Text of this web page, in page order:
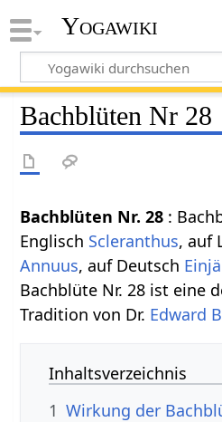
Yogawiki
Bachblüten Nr 28
Bachblüten Nr. 28 :
Englisch Scleranthus, auf
Annuus, auf Deutsch
Bachblüte Nr. 28 ist eine
Tradition von Dr. Edward
Inhaltsverzeichnis
1 Wirkung der